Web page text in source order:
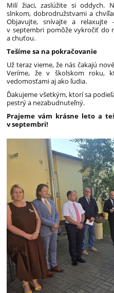
Milí žiaci, zaslúžite si oddych.
slnkom, dobrodružstvami a
Objavujte, snívajte a relaxujte
v septembri pomôže vykročiť do
a chuťou.
Tešíme sa na pokračovanie
Už teraz vieme, že nás čakajú
Veríme, že v školskom roku,
vedomosťami aj ako ľudia.
Ďakujeme všetkým, ktorí sa
pestrý a nezabudnuteľný.
Prajeme vám krásne leto a
v septembri!